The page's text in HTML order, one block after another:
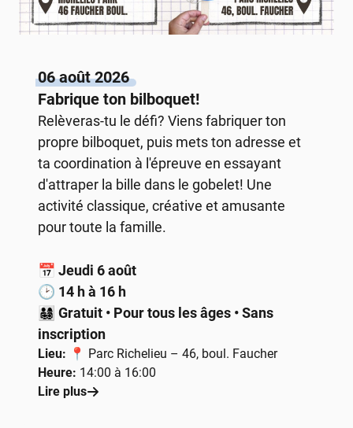
06 août 2026
Fabrique ton bilboquet!
Relèveras-tu le défi? Viens fabriquer ton
propre bilboquet, puis mets ton adresse et
ta coordination à l'épreuve en essayant
d'attraper la bille dans le gobelet! Une
activité classique, créative et amusante
pour toute la famille.
📅 Jeudi 6 août
🕑 14 h à 16 h
👨‍👩‍👧‍👦 Gratuit • Pour tous les âges • Sans
inscription
Lieu: 📍 Parc Richelieu – 46, boul. Faucher
Heure: 14:00 à 16:00
Lire plus